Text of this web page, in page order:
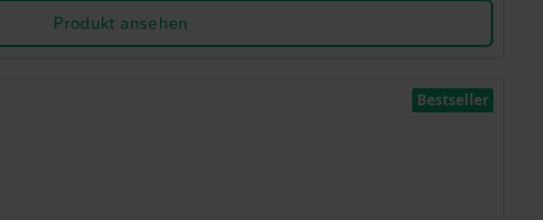
Produkt ansehen
Bestseller